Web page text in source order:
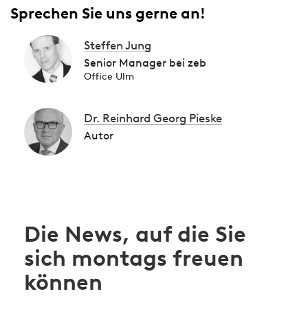
Sprechen Sie uns gerne an!
Steffen Jung
Senior Manager bei zeb
Office Ulm
Dr. Reinhard Georg Pieske
Autor
Die News, auf die Sie
sich montags freuen
können